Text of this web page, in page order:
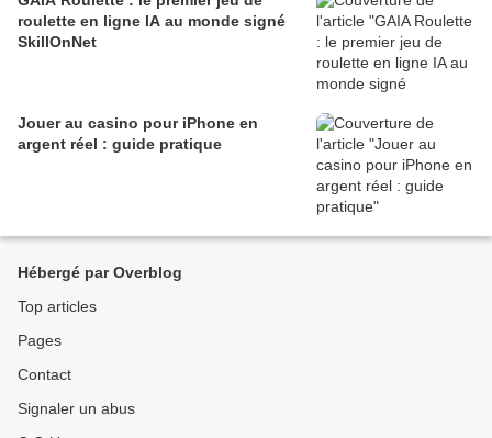
roulette en ligne IA au monde signé
SkillOnNet
Jouer au casino pour iPhone en
argent réel : guide pratique
Hébergé par Overblog
Top articles
Pages
Contact
Signaler un abus